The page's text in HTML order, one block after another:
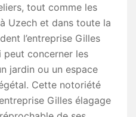
tout comme les
Uzech et dans toute la
l’entreprise Gilles
concerner les
jardin ou un espace
Cette notoriété
Gilles élagage